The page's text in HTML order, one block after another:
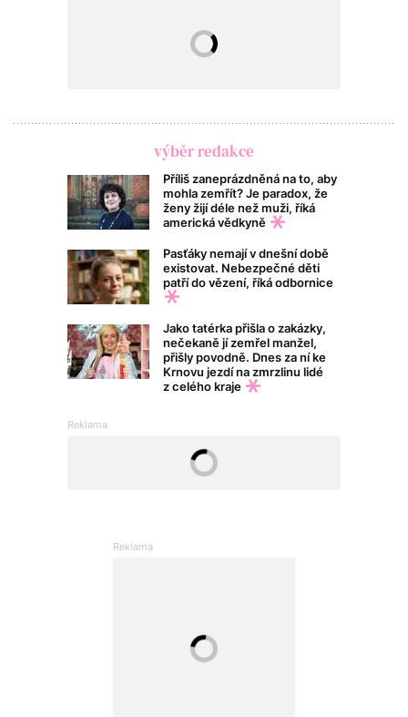
výběr redakce
Příliš zaneprázdněná na to, aby
mohla zemřít? Je paradox, že
ženy žijí déle než muži, říká
americká vědkyně
Pasťáky nemají v dnešní době
existovat. Nebezpečné děti
patří do vězení, říká odbornice
Jako tatérka přišla o zakázky,
nečekaně jí zemřel manžel,
přišly povodně. Dnes za ní ke
Krnovu jezdí na zmrzlinu lidé
z celého kraje